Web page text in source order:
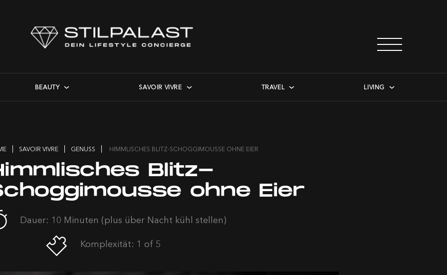
BEAUTY SAVOIR VIVRE TRAVEL LIVING
SAVOIR VIVRE GENUSS HIMMLISCHES BLITZ-SCHOGGIMOUSSE OHNE EIER
Blitz-
ohne Eier
Dauer: 10 Minuten (plus über Nacht kühl stellen)
Komplexität: 1 of 5